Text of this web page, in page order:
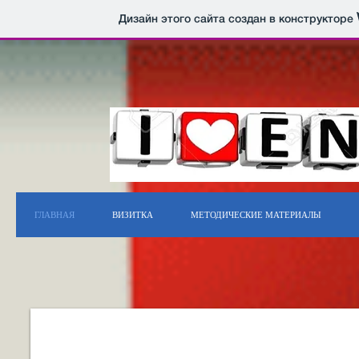
Дизайн этого сайта создан в конструкторе
ГЛАВНАЯ ВИЗИТКА МЕТОДИЧЕСКИЕ МАТЕРИАЛЫ